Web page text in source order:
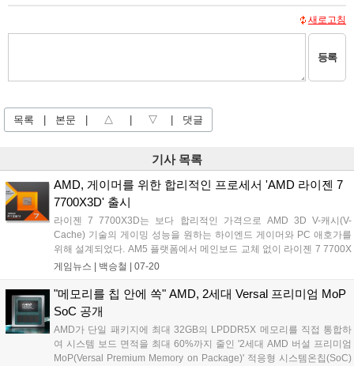
새로고침
등록
목록 본문 △ ▽ 댓글
기사 목록
AMD, 게이머를 위한 합리적인 프로세서 'AMD 라이젠 7
7700X3D' 출시
라이젠 7 7700X3D는 보다 합리적인 가격으로 AMD 3D V-캐시(V-
Cache) 기술의 게이밍 성능을 원하는 하이엔드 게이머와 PC 애호가를
위해 설계되었다. AM5 플랫폼에서 메인보드 교체 없이 라이젠 7 7700X
대비 향상된 게이밍 성능을 제공한다. Zen4 공정 기술이 적용된 라이젠
TDP 120W, 총 캐시 104MB 등이다. 지원 칩셋의 메인보드는 A620,
X670E, X670, B650E, B650, X870E, X870, B840, B850 등이다....
게임뉴스 | 백승철 07-20
"메모리를 칩 안에 쏙" AMD, 2세대 Versal 프리미엄 MoP
SoC 공개
AMD가 단일 패키지에 최대 32GB의 LPDDR5X 메모리를 직접 통합하
여 시스템 보드 면적을 최대 60%까지 줄인 '2세대 AMD 버설 프리미엄
MoP(Versal Premium Memory on Package)' 적응형 시스템온칩(SoC)